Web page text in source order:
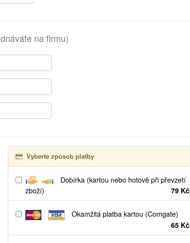
na firmu)
Vyberte způsob platby
Dobírka (kartou nebo hotově při převzetí
zboží)
79 Kč
Okamžitá platba kartou (Comgate)
65 Kč